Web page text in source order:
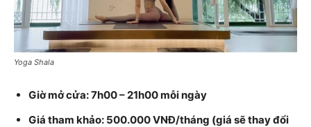
Yoga Shala
Giờ mở cửa: 7h00 – 21h00 mỗi ngày
Giá tham khảo: 500.000 VNĐ/tháng (giá sẽ thay đổi